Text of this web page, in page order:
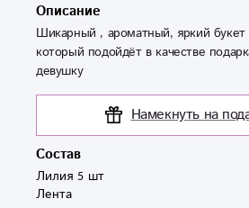
Описание
Шикарный , ароматный, яркий букет
который подойдёт в качестве
девушку
Намекнуть на
Состав
Лилия 5 шт
Лента